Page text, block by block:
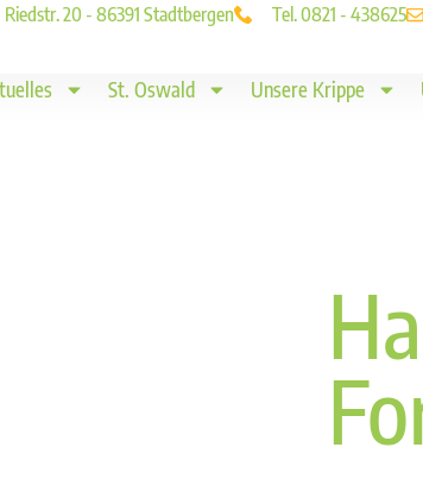
20 - 86391 Stadtbergen Tel. 0821 - 438625
St. Oswald Unsere Krippe